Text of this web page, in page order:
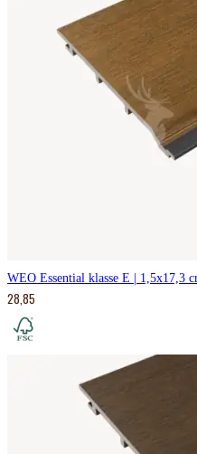
WEO Essential klasse E | 1,5x17,3
28,85